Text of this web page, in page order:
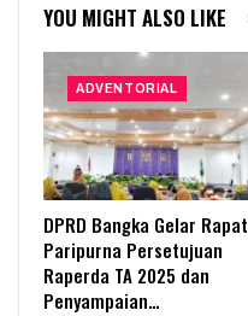
YOU MIGHT ALSO LIKE
ADVENTORIAL
DPRD Bangka Gelar Rapat
Paripurna Persetujuan
Raperda TA 2025 dan
Penyampaian…